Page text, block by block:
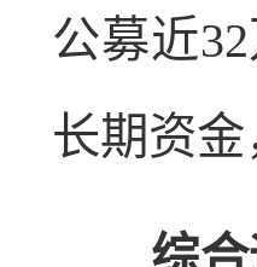
公募近
长期资